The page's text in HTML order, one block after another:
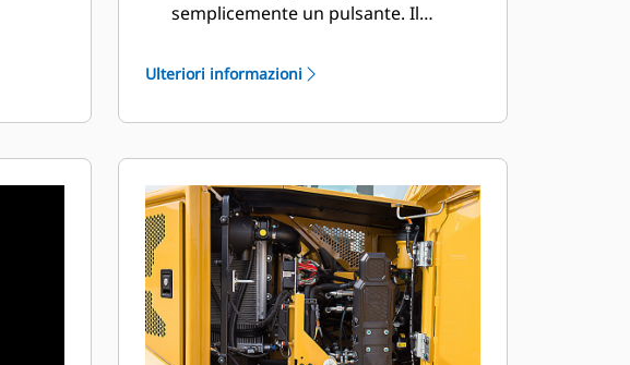
semplicemente un pulsante. Il
avere un controllo migliorato è a
Ulteriori informazioni